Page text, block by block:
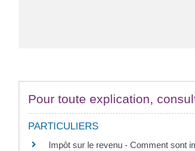
Pour toute explication,
PARTICULIERS
Impôt sur le revenu - Comment sont